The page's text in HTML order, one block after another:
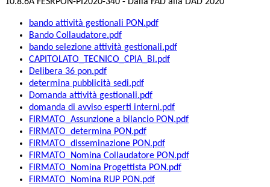
bando attività gestionali PON.pdf
Bando Collaudatore.pdf
bando selezione attività gestionali.pdf
CAPITOLATO_TECNICO_CPIA_BI.pdf
Delibera 36 pon.pdf
determina pubblicità sedi.pdf
Domanda attività gestionali.pdf
domanda di avviso esperti interni.pdf
FIRMATO_Assunzione a bilancio PON.pdf
FIRMATO_determina PON.pdf
FIRMATO_disseminazione PON.pdf
FIRMATO_Nomina Collaudatore PON.pdf
FIRMATO_Nomina Progettista PON.pdf
FIRMATO_Nomina RUP PON.pdf